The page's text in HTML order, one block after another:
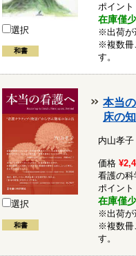
選択
和書
ポイント
在庫僅
※出荷が
※複数冊
す。
選択
和書
本当
床の
内山孝子
価格
看護の科
ポイント
在庫僅
※出荷が
※複数冊
す。